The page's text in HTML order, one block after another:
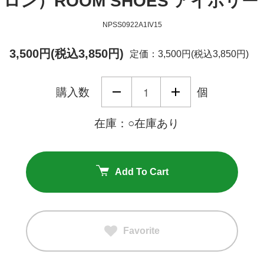
NPSS0922A1IV15
3,500円(税込3,850円) 定価：3,500円(税込3,850円)
購入数 個
在庫：○在庫あり
Add To Cart
Favorite